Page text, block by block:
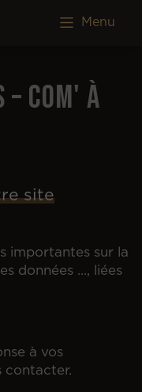
Menu
Com' à
site
importantes sur la
données ..., liées
à vos
contacter.